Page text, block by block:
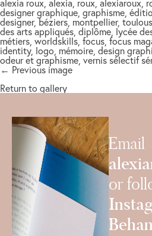
alexia roux, alexia, roux, alexiaroux,
designer graphique, graphisme,
designer, béziers, montpellier,
des arts appliqués, diplôme, lycée
métiers, worldskills, focus, focus
identity, logo, mémoire, design
odeur et graphisme, vernis sélectif
← Previous image
Return to gallery
Email
or